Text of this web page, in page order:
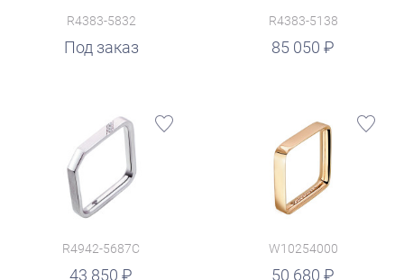
R4383-5832
Под заказ
R4383-5138
85 050
руб.
R4942-5687C
43 850
W10254000
50 680